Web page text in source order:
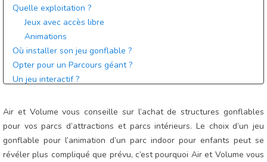
Quelle exploitation ?
Jeux avec accès libre
Animations
Où installer son jeu gonflable ?
Opter pour un Parcours géant ?
Un jeu interactif ?
Air et Volume vous conseille sur l’achat de structures gonflables
pour vos parcs d’attractions et parcs intérieurs. Le choix d’un jeu
gonflable pour l’animation d’un parc indoor pour enfants peut se
révéler plus compliqué que prévu, c’est pourquoi Air et Volume vous